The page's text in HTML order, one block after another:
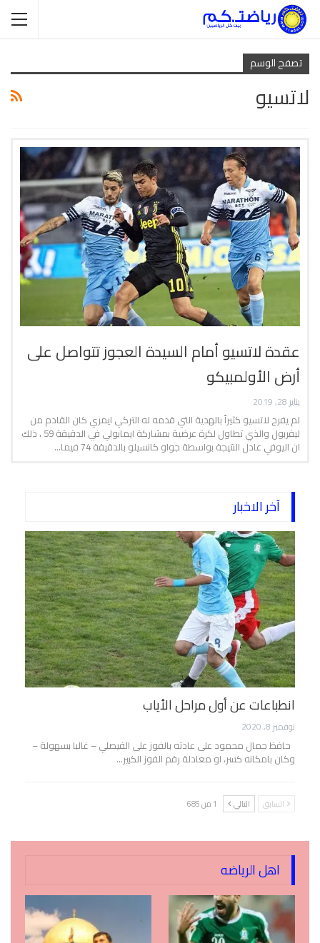
تصفح الوسم
لاتسيو
عقدة لاتسيو أمام السيدة العجوز تتواصل على
أرض الأولمبيكو
يناير 28, 2019
لم يفرح لاتسيو كثيراً بالهدية التي قدمه له التركي ايمري كان القادم من
ليفربول والذي تطاول لكرة عرضية بمشاركة ايمابولي في الدقيقة 59 ، ذلك
ان اليوفي عادل النتيجة بواسطة جواو كانسيلو بالدقيقة 74 فيما…
آخر الاخبار
انطباعات عن أول مراحل الأياب
نوفمبر 8, 2020
حافظ جمال محمود على عادته بالفوز على الفيصلي – غالبا بسهولة –
وكان بامكانه كسر، او معادلة رقم الفوز الكبير…
السابق التالي 1 من 685
اهل الرياضه